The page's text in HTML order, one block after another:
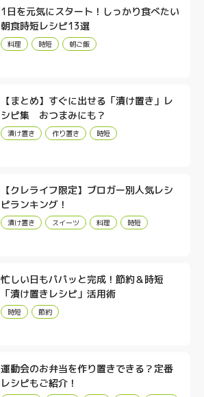
1日を元気にスタート！しっかり食べたい
朝食時短レシピ13選
料理 時短 朝ご飯
【まとめ】すぐに出せる「漬け置き」レ
シピ集 おつまみにも？
漬け置き 作り置き 時短
【クレライフ限定】ブロガー別人気レシ
ピランキング！
漬け置き スイーツ 料理 時短
忙しい日もパパッと完成！節約＆時短
「漬け置きレシピ」活用術
時短 節約
運動会のお弁当を作り置きできる？定番
レシピもご紹介！